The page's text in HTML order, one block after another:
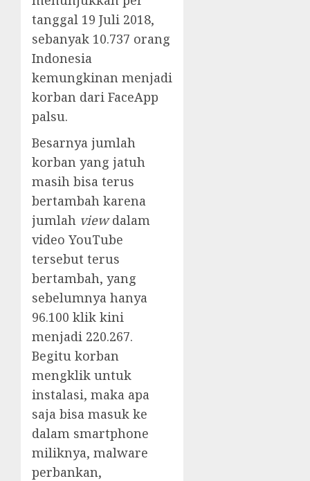
tanggal 19 Juli 2018,
sebanyak 10.737 orang
Indonesia
kemungkinan menjadi
korban dari FaceApp
palsu.
Besarnya jumlah
korban yang jatuh
masih bisa terus
bertambah karena
jumlah viewdalam
video YouTube
tersebut terus
bertambah, yang
sebelumnya hanya
96.100 klik kini
menjadi 220.267.
Begitu korban
mengklik untuk
instalasi, maka apa
saja bisa masuk ke
dalam smartphone
miliknya, malware
perbankan,